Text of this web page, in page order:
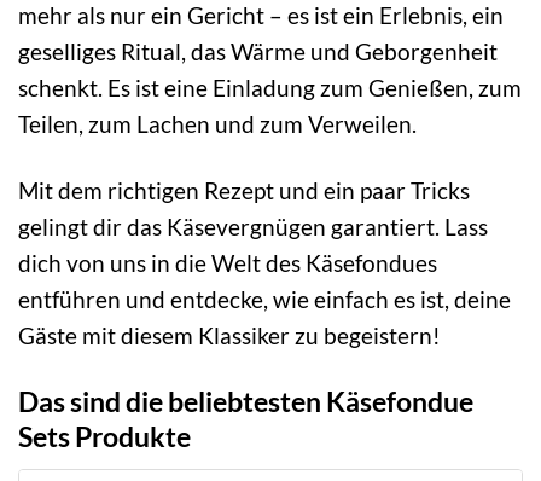
mehr als nur ein Gericht – es ist ein Erlebnis, ein
geselliges Ritual, das Wärme und Geborgenheit
schenkt. Es ist eine Einladung zum Genießen, zum
Teilen, zum Lachen und zum Verweilen.
Mit dem richtigen Rezept und ein paar Tricks
gelingt dir das Käsevergnügen garantiert. Lass
dich von uns in die Welt des Käsefondues
entführen und entdecke, wie einfach es ist, deine
Gäste mit diesem Klassiker zu begeistern!
Das sind die beliebtesten Käsefondue
Sets Produkte